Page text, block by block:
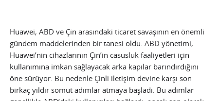
Huawei, ABD ve Çin arasındaki ticaret savaşının en önemli
gündem maddelerinden bir tanesi oldu. ABD yönetimi,
Huawei’nin cihazlarının Çin’in casusluk faaliyetleri için
kullanımına imkan sağlayacak arka kapılar barındırdığını
öne sürüyor. Bu nedenle Çinli iletişim devine karşı son
birkaç yıldır somut adımlar atmaya başladı. Bu adımlar